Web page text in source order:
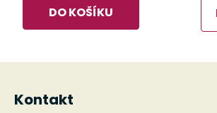
DO KOŠÍKU
Z
Kontakt